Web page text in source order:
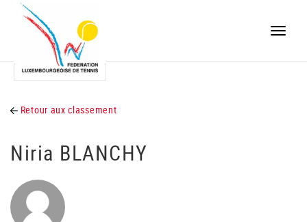
Toggle
Retour aux classement
Niria BLANCHY